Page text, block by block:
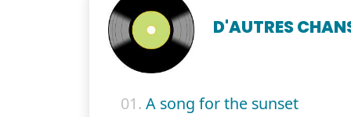
D'AUTRES
01. A song for the sunset